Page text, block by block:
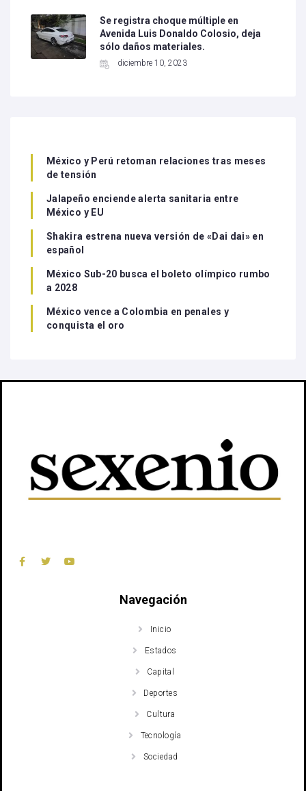
Se registra choque múltiple en
Avenida Luis Donaldo Colosio, deja
sólo daños materiales.
diciembre 10, 2023
México y Perú retoman relaciones tras meses
de tensión
Jalapeño enciende alerta sanitaria entre
México y EU
Shakira estrena nueva versión de «Dai dai» en
español
México Sub-20 busca el boleto olímpico rumbo
a 2028
México vence a Colombia en penales y
conquista el oro
Navegación
Inicio
Estados
Capital
Deportes
Cultura
Tecnología
Sociedad